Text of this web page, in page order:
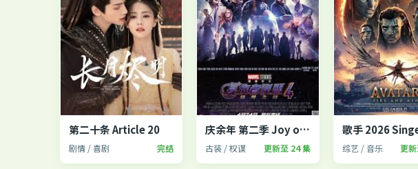
第二十条 Article 20
剧情 / 喜剧 完结
庆余年 第二季 Joy of Life 2
古装 / 权谋 更新至 24 集 综艺 / 音乐 更